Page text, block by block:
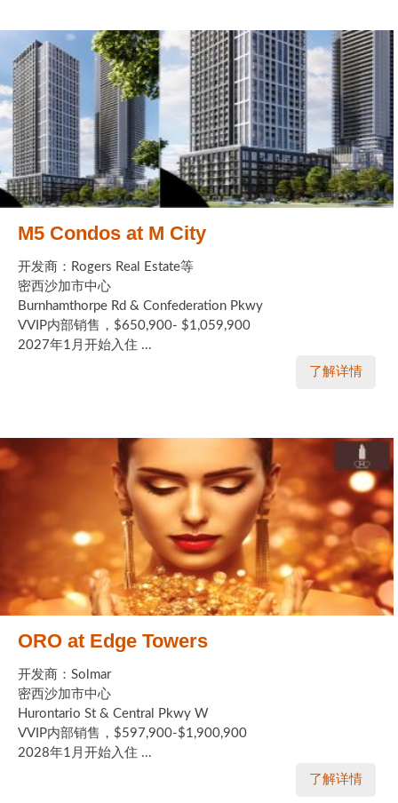
M5 Condos at M City
开发商：Rogers Real Estate等
密西沙加市中心
Burnhamthorpe Rd & Confederation Pkwy
VVIP内部销售，$650,900- $1,059,900
2027年1月开始入住 ...
了解详情
ORO at Edge Towers
开发商：Solmar
密西沙加市中心
Hurontario St & Central Pkwy W
VVIP内部销售，$597,900-$1,900,900
2028年1月开始入住 ...
了解详情